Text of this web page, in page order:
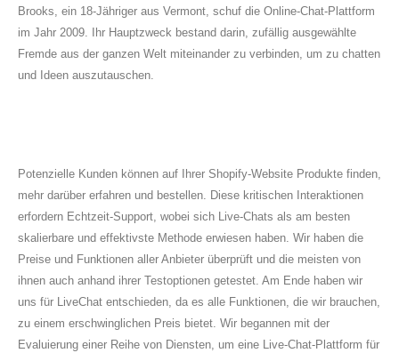
Brooks, ein 18-Jähriger aus Vermont, schuf die Online-Chat-Plattform
im Jahr 2009. Ihr Hauptzweck bestand darin, zufällig ausgewählte
Fremde aus der ganzen Welt miteinander zu verbinden, um zu chatten
und Ideen auszutauschen.
Potenzielle Kunden können auf Ihrer Shopify-Website Produkte finden,
mehr darüber erfahren und bestellen. Diese kritischen Interaktionen
erfordern Echtzeit-Support, wobei sich Live-Chats als am besten
skalierbare und effektivste Methode erwiesen haben. Wir haben die
Preise und Funktionen aller Anbieter überprüft und die meisten von
ihnen auch anhand ihrer Testoptionen getestet. Am Ende haben wir
uns für LiveChat entschieden, da es alle Funktionen, die wir brauchen,
zu einem erschwinglichen Preis bietet. Wir begannen mit der
Evaluierung einer Reihe von Diensten, um eine Live-Chat-Plattform für